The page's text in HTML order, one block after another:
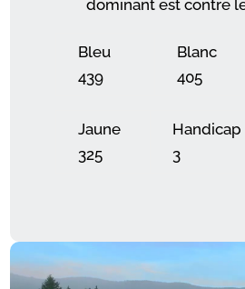
dominant est contre
Bleu
439
Blanc
405
Jaune
325
Handicap
3